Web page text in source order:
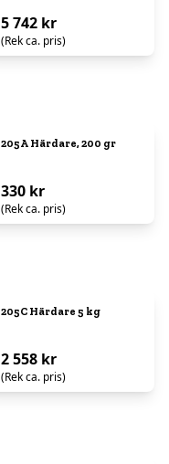
5 742 kr
(Rek ca. pris)
205A Härdare, 200 gr
330 kr
(Rek ca. pris)
205C Härdare 5 kg
2 558 kr
(Rek ca. pris)